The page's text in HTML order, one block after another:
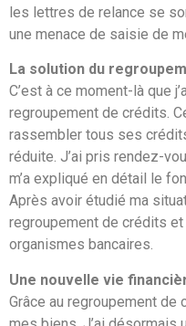
les lettres de relance se
une menace de saisie de
La solution du
C’est à ce moment-là que
regroupement de crédits.
rassembler tous ses
réduite. J’ai pris rendez-
m’a expliqué en détail le
Après avoir étudié ma
regroupement de crédits
organismes bancaires.
Une nouvelle vie
Grâce au regroupement de